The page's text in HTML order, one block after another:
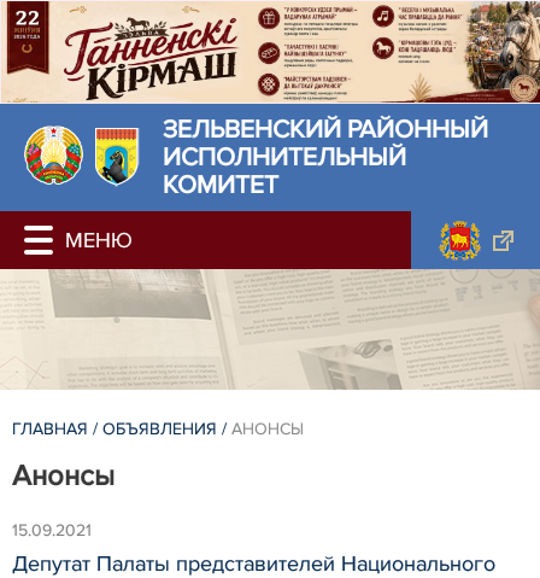
ЗЕЛЬВЕНСКИЙ РАЙОННЫЙ
ИСПОЛНИТЕЛЬНЫЙ
КОМИТЕТ
ГЛАВНАЯ / ОБЪЯВЛЕНИЯ / АНОНСЫ
Анонсы
15.09.2021
Депутат Палаты представителей Национального